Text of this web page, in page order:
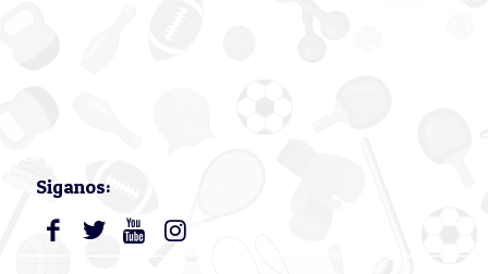
Siganos: